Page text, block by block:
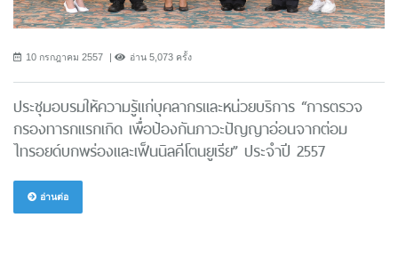
10 กรกฎาคม 2557 อ่าน 5,073 ครั้ง
ประชุมอบรมให้ความรู้แก่บุคลากรและหน่วยบริการ “การตรวจ
กรองทารกแรกเกิด เพื่อป้องกันภาวะปัญญาอ่อนจากต่อม
ไทรอยด์บกพร่องและเฟ็นนิลคีโตนยูเรีย” ประจำปี 2557
อ่านต่อ